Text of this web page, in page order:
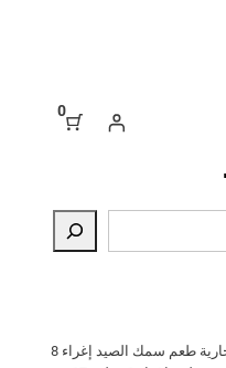
0
/ W.P.E العلامة التجارية طعم سمك الصيد إغراء 8